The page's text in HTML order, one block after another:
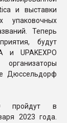
и выставки
упаковочных
Теперь
будут
и UPAKEXPO
Дюссельдорф
пройдут в
2023 года.